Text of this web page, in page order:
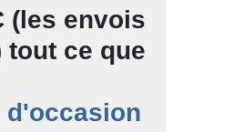
(les envois
ce que
d'occasion